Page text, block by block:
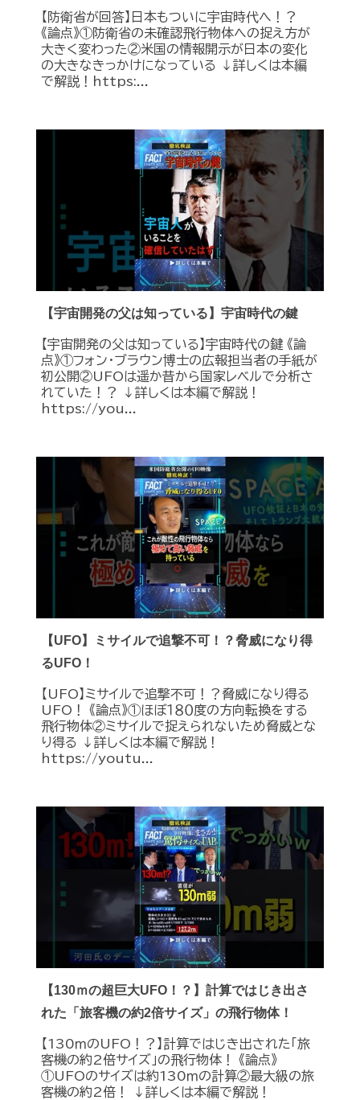
【防衛省が回答】日本もついに宇宙時代へ！？
《論点》①防衛省の未確認飛行物体への捉え方が
大きく変わった②米国の情報開示が日本の変化
の大きなきっかけになっている ↓詳しくは本編
で解説！https:...
【宇宙開発の父は知っている】宇宙時代の鍵
【宇宙開発の父は知っている】宇宙時代の鍵 《論
点》①フォン・ブラウン博士の広報担当者の手紙が
初公開②UFOは遥か昔から国家レベルで分析さ
れていた！？ ↓詳しくは本編で解説！
https://you...
【UFO】ミサイルで追撃不可！？脅威になり得
るUFO！
【UFO】ミサイルで追撃不可！？脅威になり得る
UFO！ 《論点》①ほぼ１８０度の方向転換をする
飛行物体②ミサイルで捉えられないため脅威とな
り得る ↓詳しくは本編で解説！
https://youtu...
【130ｍの超巨大UFO！？】計算ではじき出さ
れた「旅客機の約2倍サイズ」の飛行物体！
【130ｍのUFO！？】計算ではじき出された「旅
客機の約2倍サイズ」の飛行物体！ 《論点》
①UFOのサイズは約130ｍの計算②最大級の旅
客機の約2倍！ ↓詳しくは本編で解説！